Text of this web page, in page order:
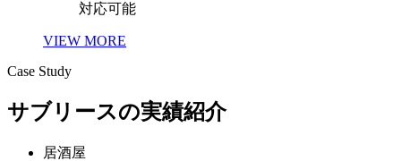
対応可能
VIEW MORE
Case Study
サブリースの実績紹介
居酒屋